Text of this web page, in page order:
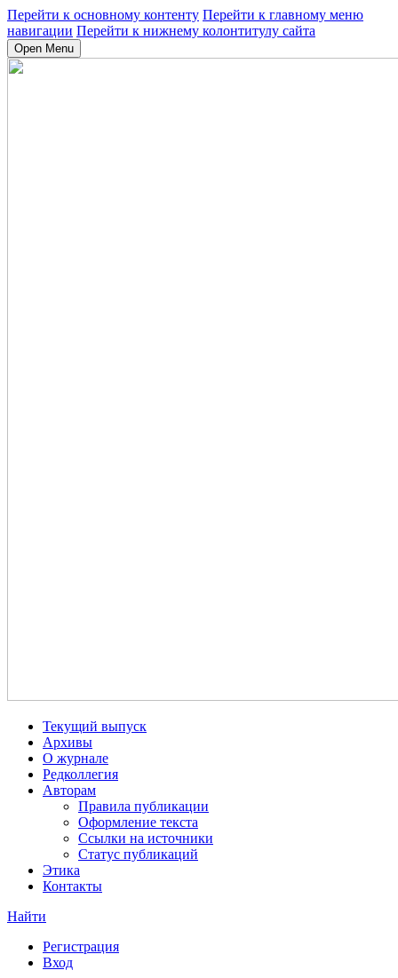
Перейти к основному контенту Перейти к главному меню
навигации Перейти к нижнему колонтитулу сайта
Open Menu
Текущий выпуск
Архивы
О журнале
Редколлегия
Авторам
Правила публикации
Оформление текста
Ссылки на источники
Статус публикаций
Этика
Контакты
Найти
Регистрация
Вход